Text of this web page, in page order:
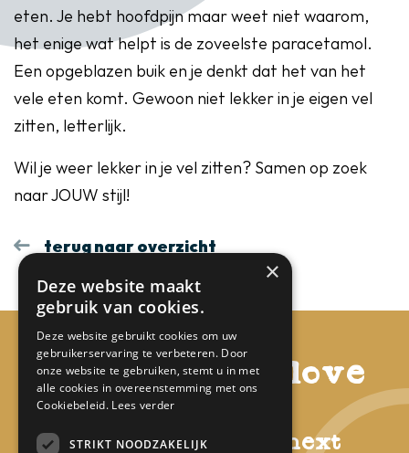
eten. Je hebt hoofdpijn maar weet niet waarom,
het enige wat helpt is de zoveelste paracetamol.
Een opgeblazen buik en je denkt dat het van het
vele eten komt. Gewoon niet lekker in je eigen vel
zitten, letterlijk.
Wil je weer lekker in je vel zitten? Samen op zoek
naar JOUW stijl!
terug naar overzicht
f. l. y. - first love
yourself
others will come next
×
Deze website maakt
gebruik van cookies.
Deze website gebruikt cookies om uw
gebruikerservaring te verbeteren. Door
onze website te gebruiken, stemt u in met
alle cookies in overeenstemming met ons
Cookiebeleid. Lees verder
STRIKT NOODZAKELIJK